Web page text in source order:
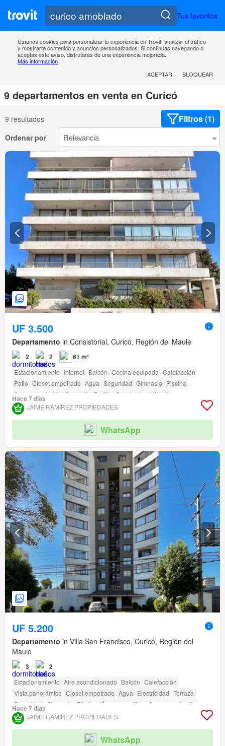
Tus favoritos
Usamos cookies para personalizar tu experiencia en Trovit, analizar el tráfico
y mostrarte contenido y anuncios personalizados. Si continúas navegando o
aceptas este aviso, disfrutarás de una experiencia mejorada.
Más información
ACEPTAR
BLOQUEAR
9 departamentos en venta en Curicó
9 resultados Filtros (1)
Ordenar por
UF 3.500
Departamento in Consistorial, Curicó, Región del Maule
2 2 61 m²
Estacionamiento Internet Balcón Cocina equipada Calefacción
Patio Closet empotrado Agua Seguridad Gimnasio Piscina
Ascensor
Jardín Conserje Parilla
Caseta de vigilancia
Acceso para personas con discapacidad
Hace 7 días
JAIME RAMÍREZ PROPIEDADES
WhatsApp
UF 5.200
Departamento in Villa San Francisco, Curicó, Región del
Maule
3 2
Estacionamiento Aire acondicionado Balcón Calefacción
Vista panorámica Closet empotrado Agua Electricidad Terraza
Seguridad
Gimnasio Piscina Área para niños Ascensor
Jardín
Conserje Parilla Acceso para personas con discapacidad
Hace 7 días
JAIME RAMÍREZ PROPIEDADES
WhatsApp